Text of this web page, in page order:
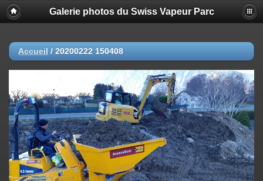
Galerie photos du Swiss Vapeur Parc
Accueil / 20200222 150408